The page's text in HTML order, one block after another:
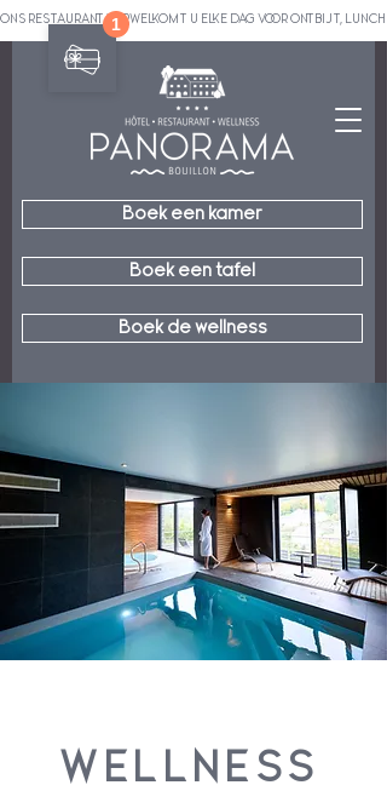
Boek een kamer
Boek een tafel
ONS RESTAURANT VERWELKOMT U ELKE DAG VOOR ONTBIJT,
Boek de wellness
WELLNESS